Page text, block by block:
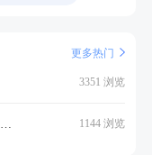
更多热门
3351 浏览
1144 浏览